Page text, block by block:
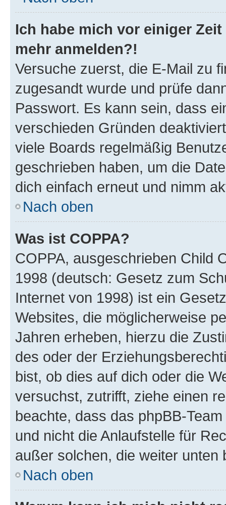
Ich habe mich vor einiger
mehr anmelden?!
Versuche zuerst, die E-Mail zu
zugesandt wurde und prüfe
Passwort. Es kann sein, dass
verschieden Gründen
viele Boards regelmäßig
geschrieben haben, um die
dich einfach erneut und nimm
Nach oben
Was ist COPPA?
COPPA, ausgeschrieben Child
1998 (deutsch: Gesetz zum
Internet von 1998) ist ein
Websites, die möglicherweise
Jahren erheben, hierzu die
des oder der
bist, ob dies auf dich oder die
versuchst, zutrifft, ziehe einen
beachte, dass das phpBB-
und nicht die Anlaufstelle für
außer solchen, die weiter unten
Nach oben